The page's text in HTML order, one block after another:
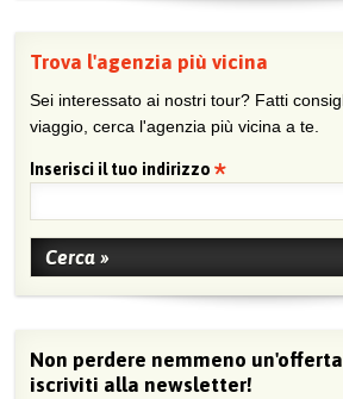
Trova l'agenzia più vicina
Sei interessato ai nostri tour? Fatti
viaggio, cerca l'agenzia più vicina a te.
Inserisci il tuo indirizzo
Non perdere nemmeno
iscriviti alla newsletter!